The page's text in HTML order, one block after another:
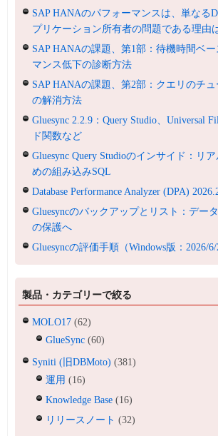
SAP HANAのパフォーマンスは、単なる
プリケーション所有者の問題である理由
SAP HANAの課題、第1部：待機時間ベ
マンス低下の診断方法
SAP HANAの課題、第2部：クエリのチ
の解消方法
Gluesync 2.2.9：Query Studio、Universal
ド関数など
Gluesync Query Studioのインサイド：リ
めの組み込みSQL
Database Performance Analyzer (DPA)
Gluesyncのバックアップとリスト：デー
の保護へ
Gluesyncの評価手順（Windows版：2026/
製品・カテゴリーで絞る
MOLO17 (62)
GlueSync (60)
Syniti (旧DBMoto) (381)
運用 (16)
Knowledge Base (16)
リリースノート (32)